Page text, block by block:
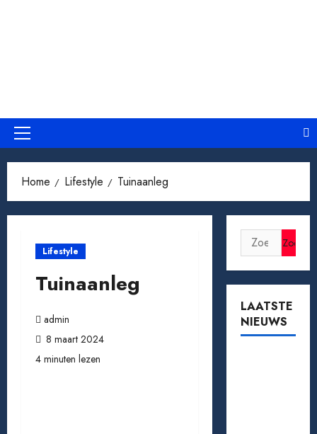
Primair
Home Lifestyle Tuinaanleg
Lifestyle
Tuinaanleg
admin
8 maart 2024
4 minuten lezen
Zoeken
naar:
LAATSTE
NIEUWS